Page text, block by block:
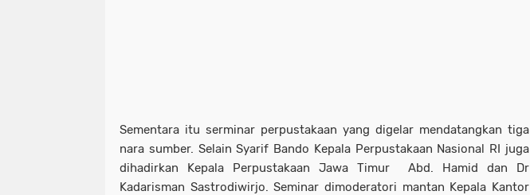
Sementara itu serminar perpustakaan yang digelar mendatangkan tiga
nara sumber. Selain Syarif Bando Kepala Perpustakaan Nasional RI juga
dihadirkan Kepala Perpustakaan Jawa Timur Abd. Hamid dan Dr
Kadarisman Sastrodiwirjo. Seminar dimoderatori mantan Kepala Kantor